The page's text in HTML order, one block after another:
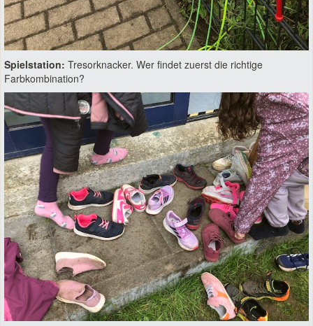
Spielstation: Tresorknacker. Wer findet zuerst die richtige
Farbkombination?